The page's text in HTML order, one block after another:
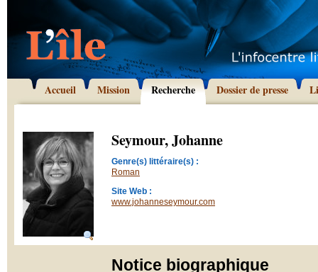
Accueil Mission Recherche Dossier de presse
Seymour, Johanne
Genre(s) littéraire(s) :
Roman
Site Web :
www.johanneseymour.com
Notice biographique